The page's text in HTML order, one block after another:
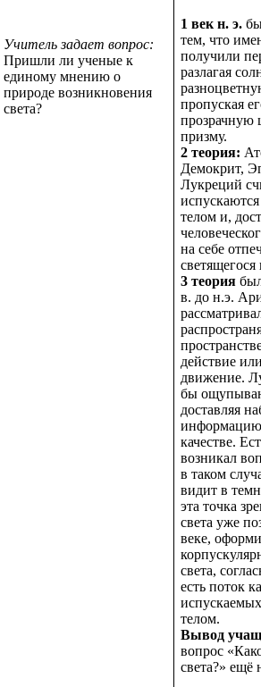
Учитель задает вопрос:
Пришли ли ученые к
единому мнению о
природе возникновения
света?
1 век н. э.
тем, что
получили
разлагая
пропуская
прозрачную
призму.
2 теория:
Демокрит,
Лукреций
телом и,
на себе
светящегося
3 теория
в. до н.э.
действие
движение.
бы
доставляя
качестве.
возникал
в таком
видит в
эта точка
света уже
веке,
света,
есть поток
телом.
Вывод
вопрос
света?» ещё